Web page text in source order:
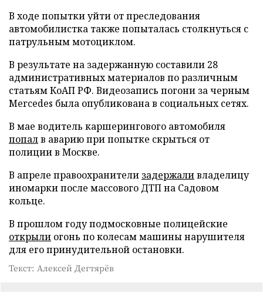
В ходе попытки уйти от преследования
автомобилистка также попыталась столкнуться с
патрульным мотоциклом.
В результате на задержанную составили 28
административных материалов по различным
статьям КоАП РФ. Видеозапись погони за черным
Mercedes была опубликована в социальных сетях.
В мае водитель каршерингового автомобиля
попалв аварию при попытке скрыться от
полиции в Москве.
В апреле правоохранители задержаливладелицу
иномарки после массового ДТП на Садовом
кольце.
В прошлом году подмосковные полицейские
открыли огонь по колесам машины нарушителя
для его принудительной остановки.
Текст: Алексей Дегтярёв